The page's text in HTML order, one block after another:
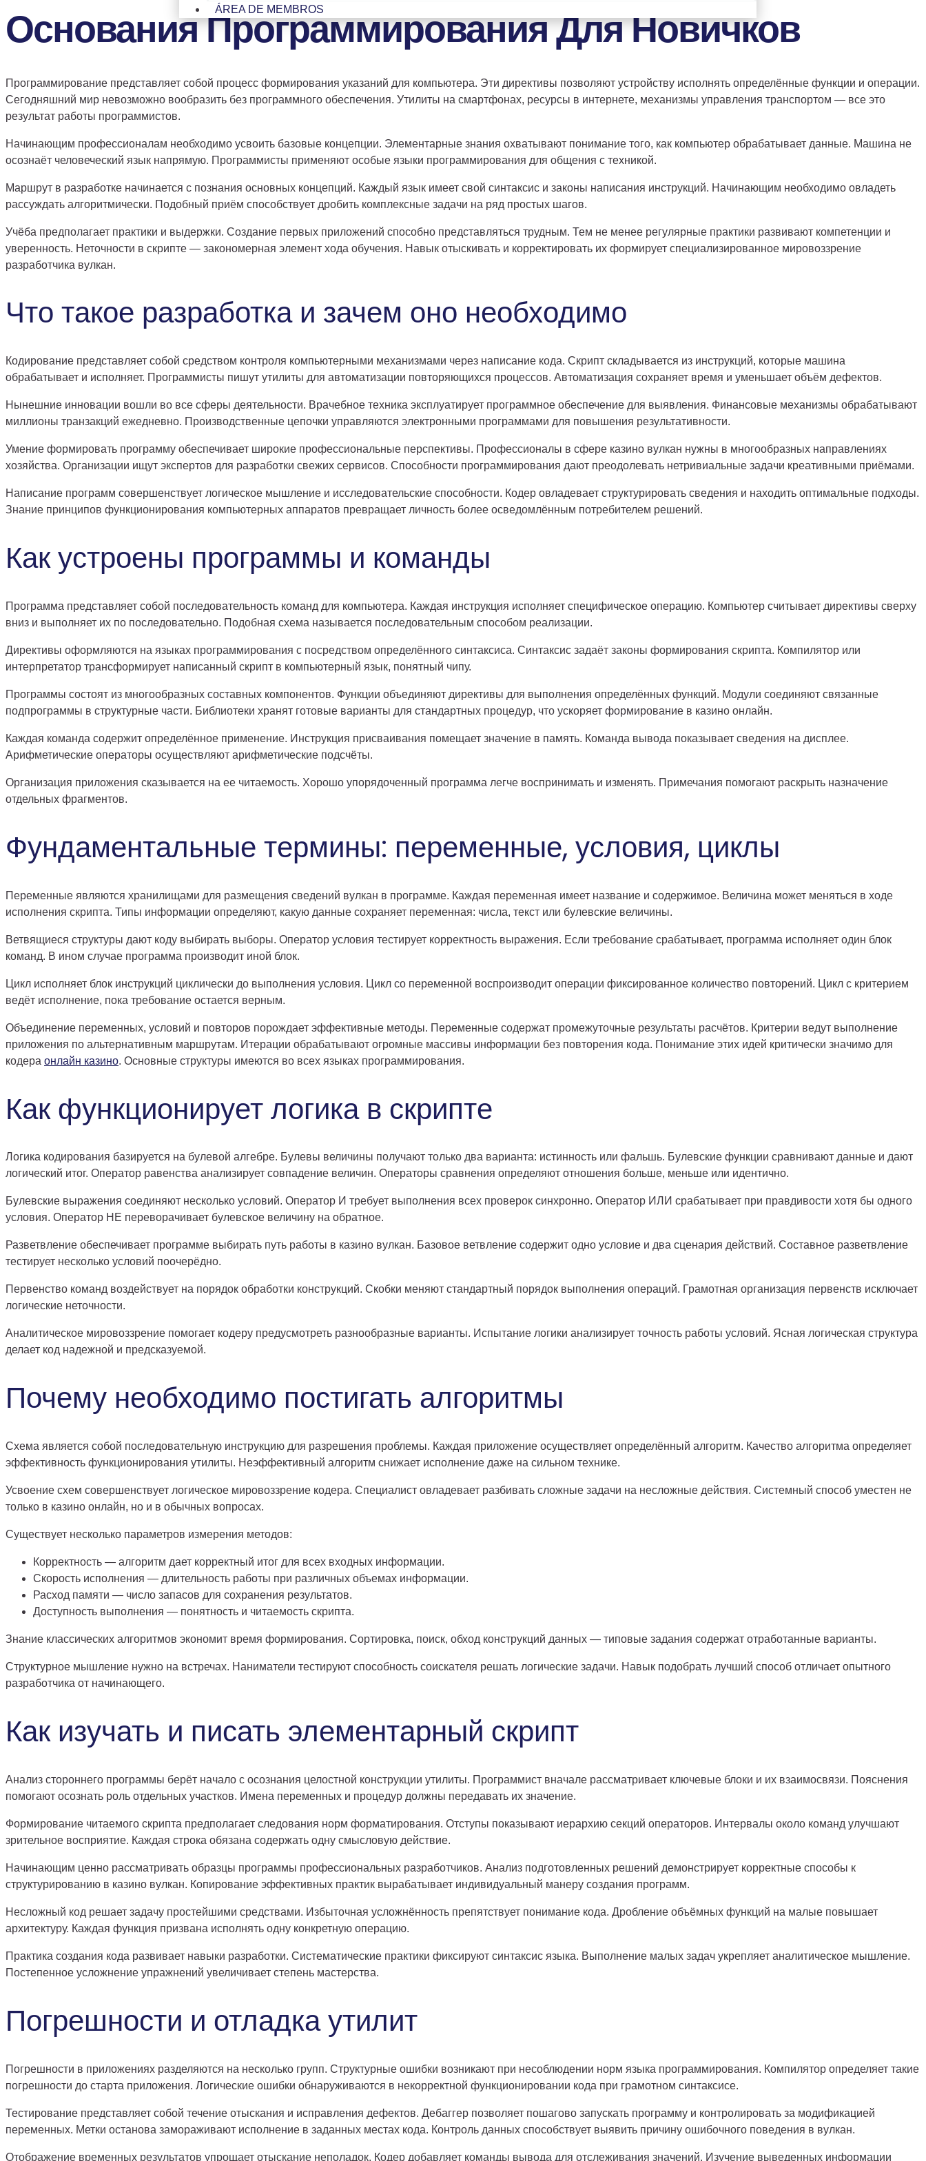
ÁREA DE MEMBROS
Основания Программирования Для Новичков
Программирование представляет собой процесс формирования указаний для компьютера. Эти директивы позволяют устройству исполнять определённые функции и операции.
Сегодняшний мир невозможно вообразить без программного обеспечения. Утилиты на смартфонах, ресурсы в интернете, механизмы управления транспортом — все это
результат работы программистов.
Начинающим профессионалам необходимо усвоить базовые концепции. Элементарные знания охватывают понимание того, как компьютер обрабатывает данные. Машина не
осознаёт человеческий язык напрямую. Программисты применяют особые языки программирования для общения с техникой.
Маршрут в разработке начинается с познания основных концепций. Каждый язык имеет свой синтаксис и законы написания инструкций. Начинающим необходимо овладеть
рассуждать алгоритмически. Подобный приём способствует дробить комплексные задачи на ряд простых шагов.
Учёба предполагает практики и выдержки. Создание первых приложений способно представляться трудным. Тем не менее регулярные практики развивают компетенции и
уверенность. Неточности в скрипте — закономерная элемент хода обучения. Навык отыскивать и корректировать их формирует специализированное мировоззрение
разработчика вулкан.
Что такое разработка и зачем оно необходимо
Кодирование представляет собой средством контроля компьютерными механизмами через написание кода. Скрипт складывается из инструкций, которые машина
обрабатывает и исполняет. Программисты пишут утилиты для автоматизации повторяющихся процессов. Автоматизация сохраняет время и уменьшает объём дефектов.
Нынешние инновации вошли во все сферы деятельности. Врачебное техника эксплуатирует программное обеспечение для выявления. Финансовые механизмы обрабатывают
миллионы транзакций ежедневно. Производственные цепочки управляются электронными программами для повышения результативности.
Умение формировать программу обеспечивает широкие профессиональные перспективы. Профессионалы в сфере казино вулкан нужны в многообразных направлениях
хозяйства. Организации ищут экспертов для разработки свежих сервисов. Способности программирования дают преодолевать нетривиальные задачи креативными приёмами.
Написание программ совершенствует логическое мышление и исследовательские способности. Кодер овладевает структурировать сведения и находить оптимальные подходы.
Знание принципов функционирования компьютерных аппаратов превращает личность более осведомлённым потребителем решений.
Как устроены программы и команды
Программа представляет собой последовательность команд для компьютера. Каждая инструкция исполняет специфическое операцию. Компьютер считывает директивы сверху
вниз и выполняет их по последовательно. Подобная схема называется последовательным способом реализации.
Директивы оформляются на языках программирования с посредством определённого синтаксиса. Синтаксис задаёт законы формирования скрипта. Компилятор или
интерпретатор трансформирует написанный скрипт в компьютерный язык, понятный чипу.
Программы состоят из многообразных составных компонентов. Функции объединяют директивы для выполнения определённых функций. Модули соединяют связанные
подпрограммы в структурные части. Библиотеки хранят готовые варианты для стандартных процедур, что ускоряет формирование в казино онлайн.
Каждая команда содержит определённое применение. Инструкция присваивания помещает значение в память. Команда вывода показывает сведения на дисплее.
Арифметические операторы осуществляют арифметические подсчёты.
Организация приложения сказывается на ее читаемость. Хорошо упорядоченный программа легче воспринимать и изменять. Примечания помогают раскрыть назначение
отдельных фрагментов.
Фундаментальные термины: переменные, условия, циклы
Переменные являются хранилищами для размещения сведений вулкан в программе. Каждая переменная имеет название и содержимое. Величина может меняться в ходе
исполнения скрипта. Типы информации определяют, какую данные сохраняет переменная: числа, текст или булевские величины.
Ветвящиеся структуры дают коду выбирать выборы. Оператор условия тестирует корректность выражения. Если требование срабатывает, программа исполняет один блок
команд. В ином случае программа производит иной блок.
Цикл исполняет блок инструкций циклически до выполнения условия. Цикл со переменной воспроизводит операции фиксированное количество повторений. Цикл с критерием
ведёт исполнение, пока требование остается верным.
Объединение переменных, условий и повторов порождает эффективные методы. Переменные содержат промежуточные результаты расчётов. Критерии ведут выполнение
приложения по альтернативным маршрутам. Итерации обрабатывают огромные массивы информации без повторения кода. Понимание этих идей критически значимо для
кодера онлайн казино. Основные структуры имеются во всех языках программирования.
Как функционирует логика в скрипте
Логика кодирования базируется на булевой алгебре. Булевы величины получают только два варианта: истинность или фальшь. Булевские функции сравнивают данные и дают
логический итог. Оператор равенства анализирует совпадение величин. Операторы сравнения определяют отношения больше, меньше или идентично.
Булевские выражения соединяют несколько условий. Оператор И требует выполнения всех проверок синхронно. Оператор ИЛИ срабатывает при правдивости хотя бы одного
условия. Оператор НЕ переворачивает булевское величину на обратное.
Разветвление обеспечивает программе выбирать путь работы в казино вулкан. Базовое ветвление содержит одно условие и два сценария действий. Составное разветвление
тестирует несколько условий поочерёдно.
Первенство команд воздействует на порядок обработки конструкций. Скобки меняют стандартный порядок выполнения операций. Грамотная организация первенств исключает
логические неточности.
Аналитическое мировоззрение помогает кодеру предусмотреть разнообразные варианты. Испытание логики анализирует точность работы условий. Ясная логическая структура
делает код надежной и предсказуемой.
Почему необходимо постигать алгоритмы
Схема является собой последовательную инструкцию для разрешения проблемы. Каждая приложение осуществляет определённый алгоритм. Качество алгоритма определяет
эффективность функционирования утилиты. Неэффективный алгоритм снижает исполнение даже на сильном технике.
Усвоение схем совершенствует логическое мировоззрение кодера. Специалист овладевает разбивать сложные задачи на несложные действия. Системный способ уместен не
только в казино онлайн, но и в обычных вопросах.
Существует несколько параметров измерения методов:
Корректность — алгоритм дает корректный итог для всех входных информации.
Скорость исполнения — длительность работы при различных объемах информации.
Расход памяти — число запасов для сохранения результатов.
Доступность выполнения — понятность и читаемость скрипта.
Знание классических алгоритмов экономит время формирования. Сортировка, поиск, обход конструкций данных — типовые задания содержат отработанные варианты.
Структурное мышление нужно на встречах. Наниматели тестируют способность соискателя решать логические задачи. Навык подобрать лучший способ отличает опытного
разработчика от начинающего.
Как изучать и писать элементарный скрипт
Анализ стороннего программы берёт начало с осознания целостной конструкции утилиты. Программист вначале рассматривает ключевые блоки и их взаимосвязи. Пояснения
помогают осознать роль отдельных участков. Имена переменных и процедур должны передавать их значение.
Формирование читаемого скрипта предполагает следования норм форматирования. Отступы показывают иерархию секций операторов. Интервалы около команд улучшают
зрительное восприятие. Каждая строка обязана содержать одну смысловую действие.
Начинающим ценно рассматривать образцы программы профессиональных разработчиков. Анализ подготовленных решений демонстрирует корректные способы к
структурированию в казино вулкан. Копирование эффективных практик вырабатывает индивидуальный манеру создания программ.
Несложный код решает задачу простейшими средствами. Избыточная усложнённость препятствует понимание кода. Дробление объёмных функций на малые повышает
архитектуру. Каждая функция призвана исполнять одну конкретную операцию.
Практика создания кода развивает навыки разработки. Систематические практики фиксируют синтаксис языка. Выполнение малых задач укрепляет аналитическое мышление.
Постепенное усложнение упражнений увеличивает степень мастерства.
Погрешности и отладка утилит
Погрешности в приложениях разделяются на несколько групп. Структурные ошибки возникают при несоблюдении норм языка программирования. Компилятор определяет такие
погрешности до старта приложения. Логические ошибки обнаруживаются в некорректной функционировании кода при грамотном синтаксисе.
Тестирование представляет собой течение отыскания и исправления дефектов. Дебаггер позволяет пошагово запускать программу и контролировать за модификацией
переменных. Метки останова замораживают исполнение в заданных местах кода. Контроль данных способствует выявить причину ошибочного поведения в вулкан.
Отображение временных результатов упрощает отыскание неполадок. Кодер добавляет команды вывода для отслеживания значений. Изучение выведенных информации